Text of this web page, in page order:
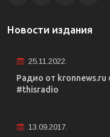
Новости издания
25.11.2022.
Радио от kronnews.ru
#thisradio
13.09.2017.